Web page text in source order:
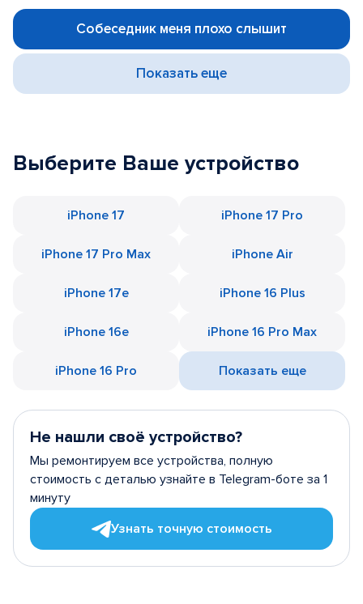
Собеседник меня плохо слышит
Показать еще
Выберите Ваше устройство
iPhone 17 iPhone 17 Pro
iPhone 17 Pro Max iPhone Air
iPhone 17e iPhone 16 Plus
iPhone 16e iPhone 16 Pro Max
iPhone 16 Pro Показать еще
Не нашли своё устройство?
Мы ремонтируем все устройства, полную
стоимость с деталью узнайте в Telegram-боте за 1
минуту
Узнать точную стоимость